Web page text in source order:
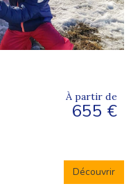
À partir de
655 €
Découvrir